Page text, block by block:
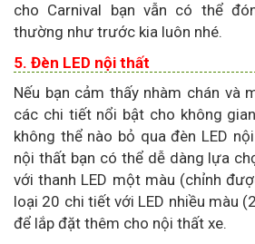
cho Carnival bạn vẫn có thể
thường như trước kia luôn nhé.
5. Đèn LED nội thất
Nếu bạn cảm thấy nhàm chán và
các chi tiết nổi bật cho không
không thể nào bỏ qua đèn LED
nội thất bạn có thể dễ dàng lựa
với thanh LED một màu (chỉnh
loại 20 chi tiết với LED nhiều màu
để lắp đặt thêm cho nội thất xe.